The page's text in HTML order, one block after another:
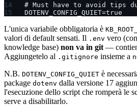
# Must have to avoid tips
DOTENV_CONFIG_QUIET=true
L'unica variabile obbligatoria è
valori di default sensati. Il .env vero
knowledge base) non va in git —
Aggiungetelo al .gitignore insieme a
N.B. DOTENV_CONFIG_QUIET è
package dotenv dalla versione 17
l'esecuzione dello script che romperà le
serve a disabilitarlo.